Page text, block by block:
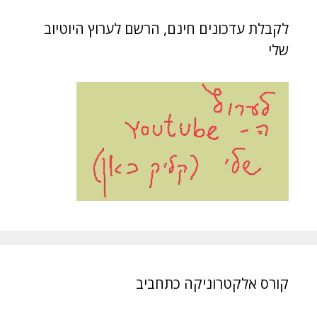
לקבלת עדכונים חינם, הרשם לערוץ היוטיוב
שלי
קורס אלקטרוניקה כתחביב